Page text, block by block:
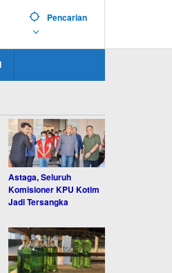
Pencarian
Astaga, Seluruh
Komisioner KPU Kotim
Jadi Tersangka